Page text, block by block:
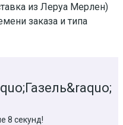
из Леруа Мерлен)
заказа и типа
8 секунд!